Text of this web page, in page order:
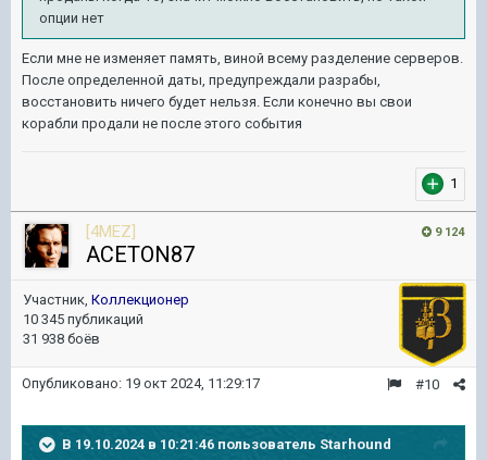
опции нет
Если мне не изменяет память, виной всему разделение серверов.
После определенной даты, предупреждали разрабы,
восстановить ничего будет нельзя. Если конечно вы свои
корабли продали не после этого события
1
9 124
[4MEZ]
ACETON87
Участник, Коллекционер
10 345 публикаций
31 938 боёв
#10
Опубликовано: 19 окт 2024, 11:29:17
В 19.10.2024 в 10:21:46 пользователь Starhound